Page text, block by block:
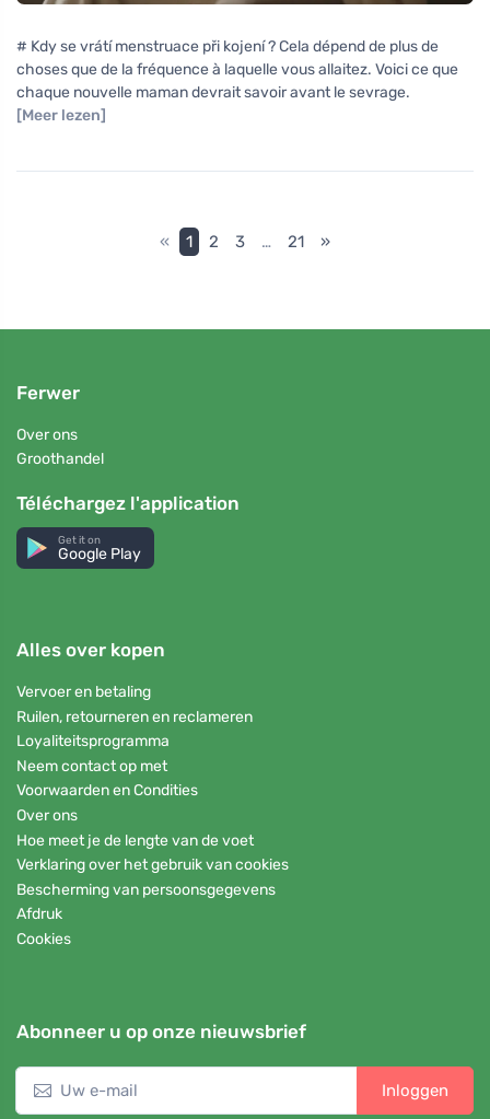
# Kdy se vrátí menstruace při kojení ? Cela dépend de plus de
choses que de la fréquence à laquelle vous allaitez. Voici ce que
chaque nouvelle maman devrait savoir avant le sevrage.
[Meer lezen]
« 1 2 3 … 21 »
Ferwer
Over ons
Groothandel
Téléchargez l'application
Get it on
Google Play
Alles over kopen
Vervoer en betaling
Ruilen, retourneren en reclameren
Loyaliteitsprogramma
Neem contact op met
Voorwaarden en Condities
Over ons
Hoe meet je de lengte van de voet
Verklaring over het gebruik van cookies
Bescherming van persoonsgegevens
Afdruk
Cookies
Abonneer u op onze nieuwsbrief
Inloggen